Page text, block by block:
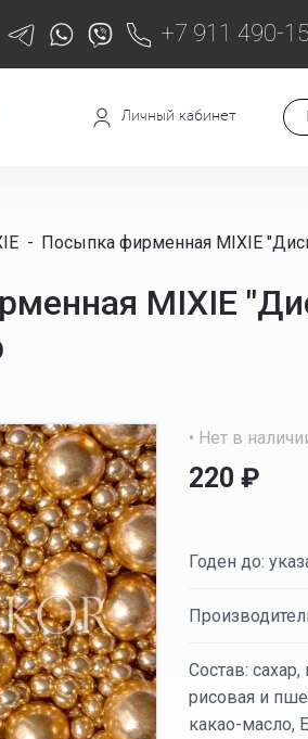
+7 911 490-
Личный кабинет
- Посыпка фирменная MIXIE
MIXIE
• Нет в
220 ₽
Годен до:
Состав:
рисовая и
какао-масло,